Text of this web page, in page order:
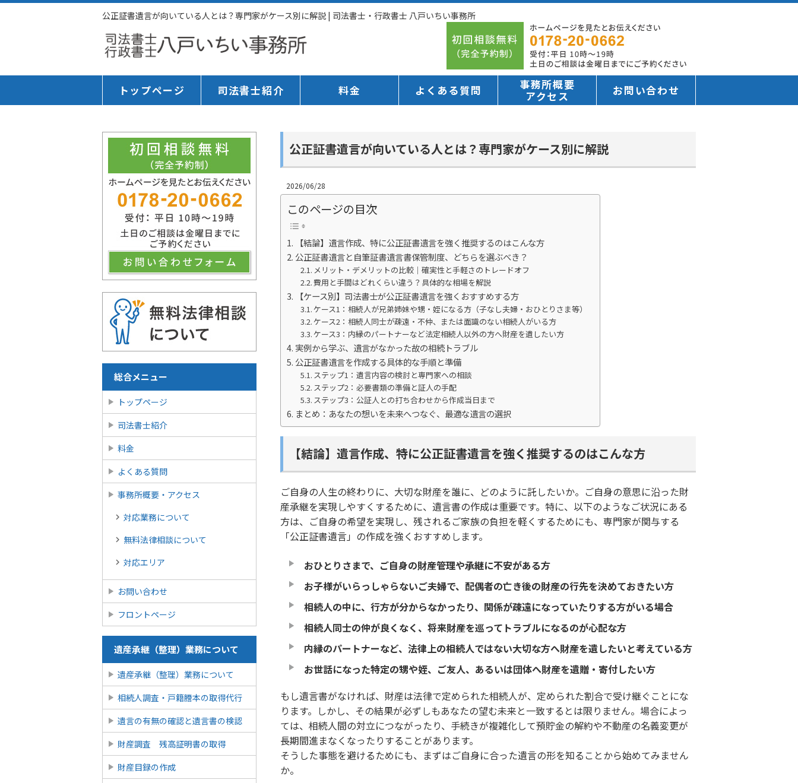
公正証書遺言が向いている人とは？専門家がケース別に解説 | 司法書士・行政書士 八戸いちい事務所
トップページ 司法書士紹介 料金 よくある質問
事務所概要
アクセス
お問い合わせ
公正証書遺言が向いている人とは？専門家がケース別に解説
2026/06/28
このページの目次
【結論】遺言作成、特に公正証書遺言を強く推奨するのはこんな方
公正証書遺言と自筆証書遺言書保管制度、どちらを選ぶべき？
メリット・デメリットの比較｜確実性と手軽さのトレードオフ
費用と手間はどれくらい違う？具体的な相場を解説
【ケース別】司法書士が公正証書遺言を強くおすすめする方
ケース1：相続人が兄弟姉妹や甥・姪になる方（子なし夫婦・おひとりさま等）
ケース2：相続人同士が疎遠・不仲、または面識のない相続人がいる方
ケース3：内縁のパートナーなど法定相続人以外の方へ財産を遺したい方
実例から学ぶ、遺言がなかった故の相続トラブル
公正証書遺言を作成する具体的な手順と準備
ステップ1：遺言内容の検討と専門家への相談
ステップ2：必要書類の準備と証人の手配
ステップ3：公証人との打ち合わせから作成当日まで
まとめ：あなたの想いを未来へつなぐ、最適な遺言の選択
【結論】遺言作成、特に公正証書遺言を強く推奨するのはこんな方
ご自身の人生の終わりに、大切な財産を誰に、どのように託したいか。ご自身の意思に沿った財
産承継を実現しやすくするために、遺言書の作成は重要です。特に、以下のようなご状況にある
方は、ご自身の希望を実現し、残されるご家族の負担を軽くするためにも、専門家が関与する
「公正証書遺言」の作成を強くおすすめします。
おひとりさまで、ご自身の財産管理や承継に不安がある方
お子様がいらっしゃらないご夫婦で、配偶者の亡き後の財産の行先を決めておきたい方
相続人の中に、行方が分からなかったり、関係が疎遠になっていたりする方がいる場合
相続人同士の仲が良くなく、将来財産を巡ってトラブルになるのが心配な方
内縁のパートナーなど、法律上の相続人ではない大切な方へ財産を遺したいと考えている方
お世話になった特定の甥や姪、ご友人、あるいは団体へ財産を遺贈・寄付したい方
もし遺言書がなければ、財産は法律で定められた相続人が、定められた割合で受け継ぐことにな
ります。しかし、その結果が必ずしもあなたの望む未来と一致するとは限りません。場合によっ
ては、相続人間の対立につながったり、手続きが複雑化して預貯金の解約や不動産の名義変更が
長期間進まなくなったりすることがあります。
そうした事態を避けるためにも、まずはご自身に合った遺言の形を知ることから始めてみません
か。
総合メニュー
トップページ
司法書士紹介
料金
よくある質問
事務所概要・アクセス
対応業務について
無料法律相談について
対応エリア
お問い合わせ
フロントページ
遺産承継（整理）業務について
遺産承継（整理）業務について
相続人調査・戸籍謄本の取得代行
遺言の有無の確認と遺言書の検認
財産調査 残高証明書の取得
財産目録の作成